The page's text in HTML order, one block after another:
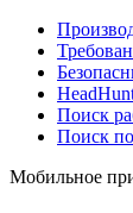
Поиск
Поиск
Мобильное